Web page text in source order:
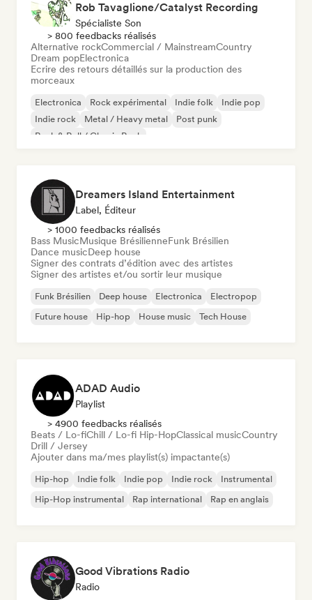
Rob Tavaglione/Catalyst Recording
Spécialiste Son
> 800 feedbacks réalisés
Alternative rockCommercial / MainstreamCountry
Dream popElectronica
Ecrire des retours détaillés sur la production des
morceaux
Electronica Rock expérimental Indie folk
Indie pop
Indie rock
Metal / Heavy metal
Post punk
Rock & Roll / Classic Rock
Dreamers Island Entertainment
Label, Éditeur
> 1000 feedbacks réalisés
Bass MusicMusique BrésilienneFunk Brésilien
Dance musicDeep house
Signer des contrats d’édition avec des artistes
Signer des artistes et/ou sortir leur musique
Funk Brésilien Deep house Electronica
Electropop
Future house
Hip-hop House music Tech House
ADAD Audio
Playlist
> 4900 feedbacks réalisés
Beats / Lo-fiChill / Lo-fi Hip-HopClassical musicCountry
Drill / Jersey
Ajouter dans ma/mes playlist(s) impactante(s)
Hip-hop Indie folk Indie pop Indie rock
Instrumental
Hip-Hop instrumental
Rap international Rap en anglais
Good Vibrations Radio
Radio